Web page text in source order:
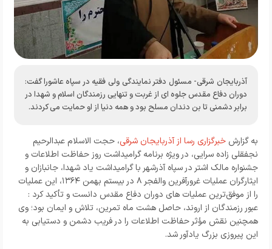
آذربایجان شرقی- مسئول دفتر نمایندگی ولی فقیه در سپاه عاشورا گفت:
دوران دفاع مقدس جلوه ای از غربت و تنهایی رزمندگان اسلام و شهدا در
برابر دشمنی تا بن دندان مسلح بود و همه دنیا از او حمایت می کردند.
به گزارش خبرگزاری رسا از آذربایجان شرقی، حجت الاسلام عبدالرحیم
نجفقلی زاده سرایی، در ویژه برنامه گرامیداشت روز حفاظت اطلاعات و
جشنواره مالک اشتر در سپاه آذرشهر با گرامیداشت یاد شهدا، جانبازان و
ایثارگران عملیات غرورآفرین والفجر ۸ در بیستم بهمن ۱۳۶۴، این عملیات
را از موفق‌ترین عملیات های دوران دفاع مقدس دانست و تأکید کرد :
عبور رزمندگان از اروند، حاصل هشت ماه تمرین، تلاش و ایمان بود؛ وی
همچنین نقش مؤثر حفاظت اطلاعات را در فریب دشمن و دستیابی به
این پیروزی بزرگ یادآور شد.